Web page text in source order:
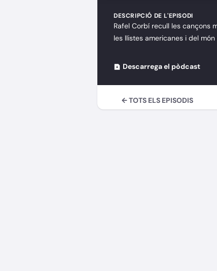
DESCRIPCIÓ DE L'EPISODI
Rafel Corbí recull les cançons
les llistes americanes i del món
Descarrega el pòdcast
← TOTS ELS EPISODIS